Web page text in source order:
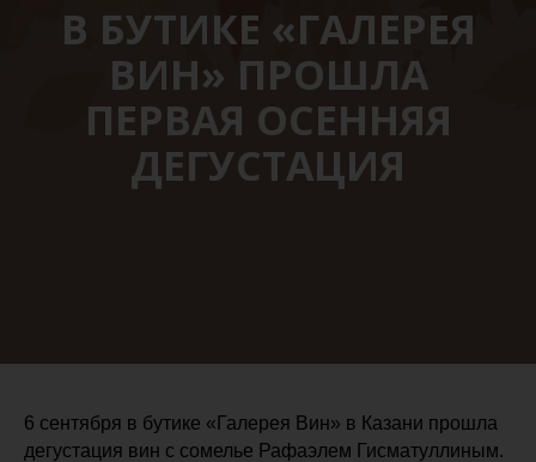
В БУТИКЕ «ГАЛЕРЕЯ
ВИН» ПРОШЛА
ПЕРВАЯ ОСЕННЯЯ
ДЕГУСТАЦИЯ
6 сентября в бутике «Галерея Вин» в Казани прошла
дегустация вин с сомелье Рафаэлем Гисматуллиным.